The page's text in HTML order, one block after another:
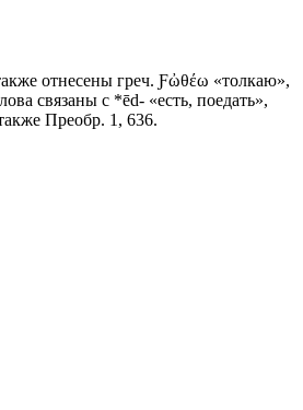
отнесены греч. Ƒὠθέω «толкаю»,
связаны с *ēd- «есть, поедать»,
Преобр. 1, 636.